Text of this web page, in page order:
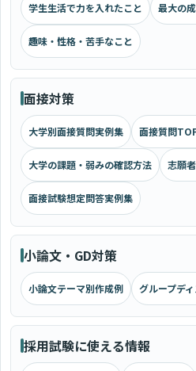
学生生活で力を入れたこと 最大の
趣味・性格・苦手なこと
面接対策
大学別面接質問実例集 面接質問
大学の課題・弱みの確認方法 志願
面接試験想定問答実例集
小論文・GD対策
小論文テーマ別作成例 グループデ
採用試験に使える情報